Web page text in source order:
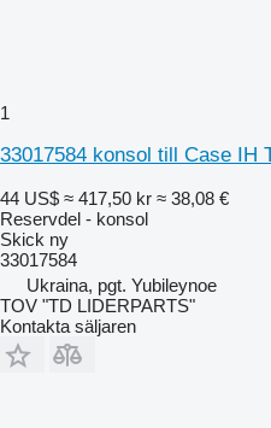
1
33017584 konsol till Case IH
44 US$ ≈ 417,50 kr ≈ 38,08 €
Reservdel - konsol
Skick ny
33017584
Ukraina, pgt. Yubileynoe
TOV "TD LIDERPARTS"
Kontakta säljaren